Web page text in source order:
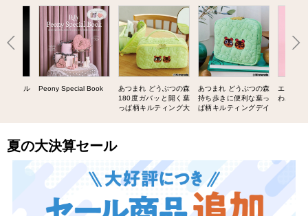
ネイル
Peony Special Book
あつまれ どうぶつの森
180度ガバッと開く葉
っぱ柄キルティング大
あつまれ どうぶつの森
持ち歩きに便利な葉っ
ぱ柄キルティングデイ
エスター
わバニテ
夏の大決算セール